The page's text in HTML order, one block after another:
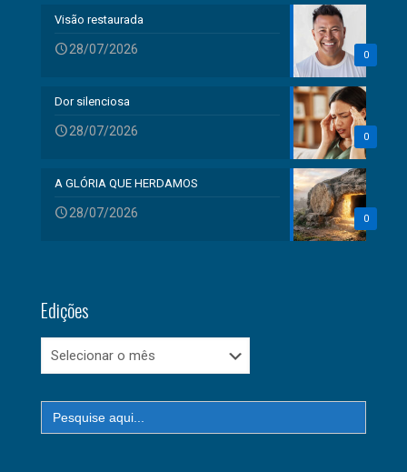
0
Visão restaurada
28/07/2026
0
Dor silenciosa
28/07/2026
0
A GLÓRIA QUE HERDAMOS
28/07/2026
Edições
Edições
Search
for: